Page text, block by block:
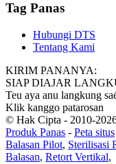
Tag Panas
Hubungi DTS
Tentang Kami
KIRIM PANANYA:
SIAP DIAJAR
Teu aya anu langkung
Klik kanggo patarosan
© Hak Cipta - 2010-
Produk Panas - Peta situs
Balasan Pilot, Sterilisasi
Balasan, Retort Vertikal,